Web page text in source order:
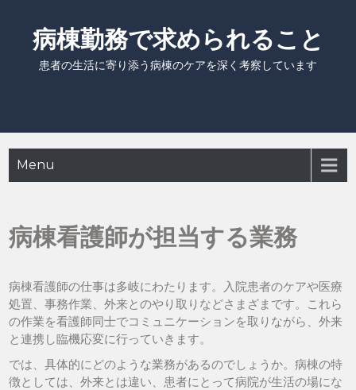
content病棟勤務で求められること
患者の生活に寄り添う病棟のケアを深く考察しています
Menu
病棟看護師が担当する業務
病棟看護師の仕事は多岐にわたります。入院患者のケアや医療
処置、事務作業、外来とのやり取りなどさまざまです。これら
の作業を看護師同士でコミュニケーションを取りながら、外来
と連携し臨機応変に行っていきます。
では、具体的にどのような業務があるのでしょうか。病棟の特
徴としては、外来とは違い、患者にとって病院が生活の場にな